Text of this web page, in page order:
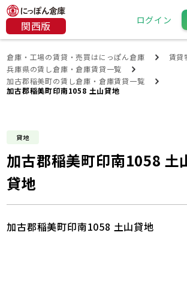
関西版 ログイン
倉庫・工場の賃貸・売買はにっぽん倉庫
賃貸
兵庫県の賃し倉庫・倉庫賃貸一覧
加古郡稲美町の賃し倉庫・倉庫賃貸一覧
加古郡稲美町印南1058 土山貸地
貸地
加古郡稲美町印南1058 土
貸地
加古郡稲美町印南1058 土山貸地